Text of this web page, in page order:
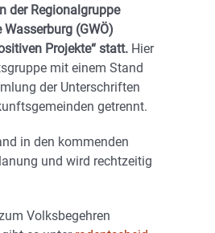
der Regionalgruppe
(GWÖ)
Projekte“ statt. Hier
mit einem Stand
der Unterschriften
getrennt.
in den kommenden
und wird rechtzeitig
Volksbegehren